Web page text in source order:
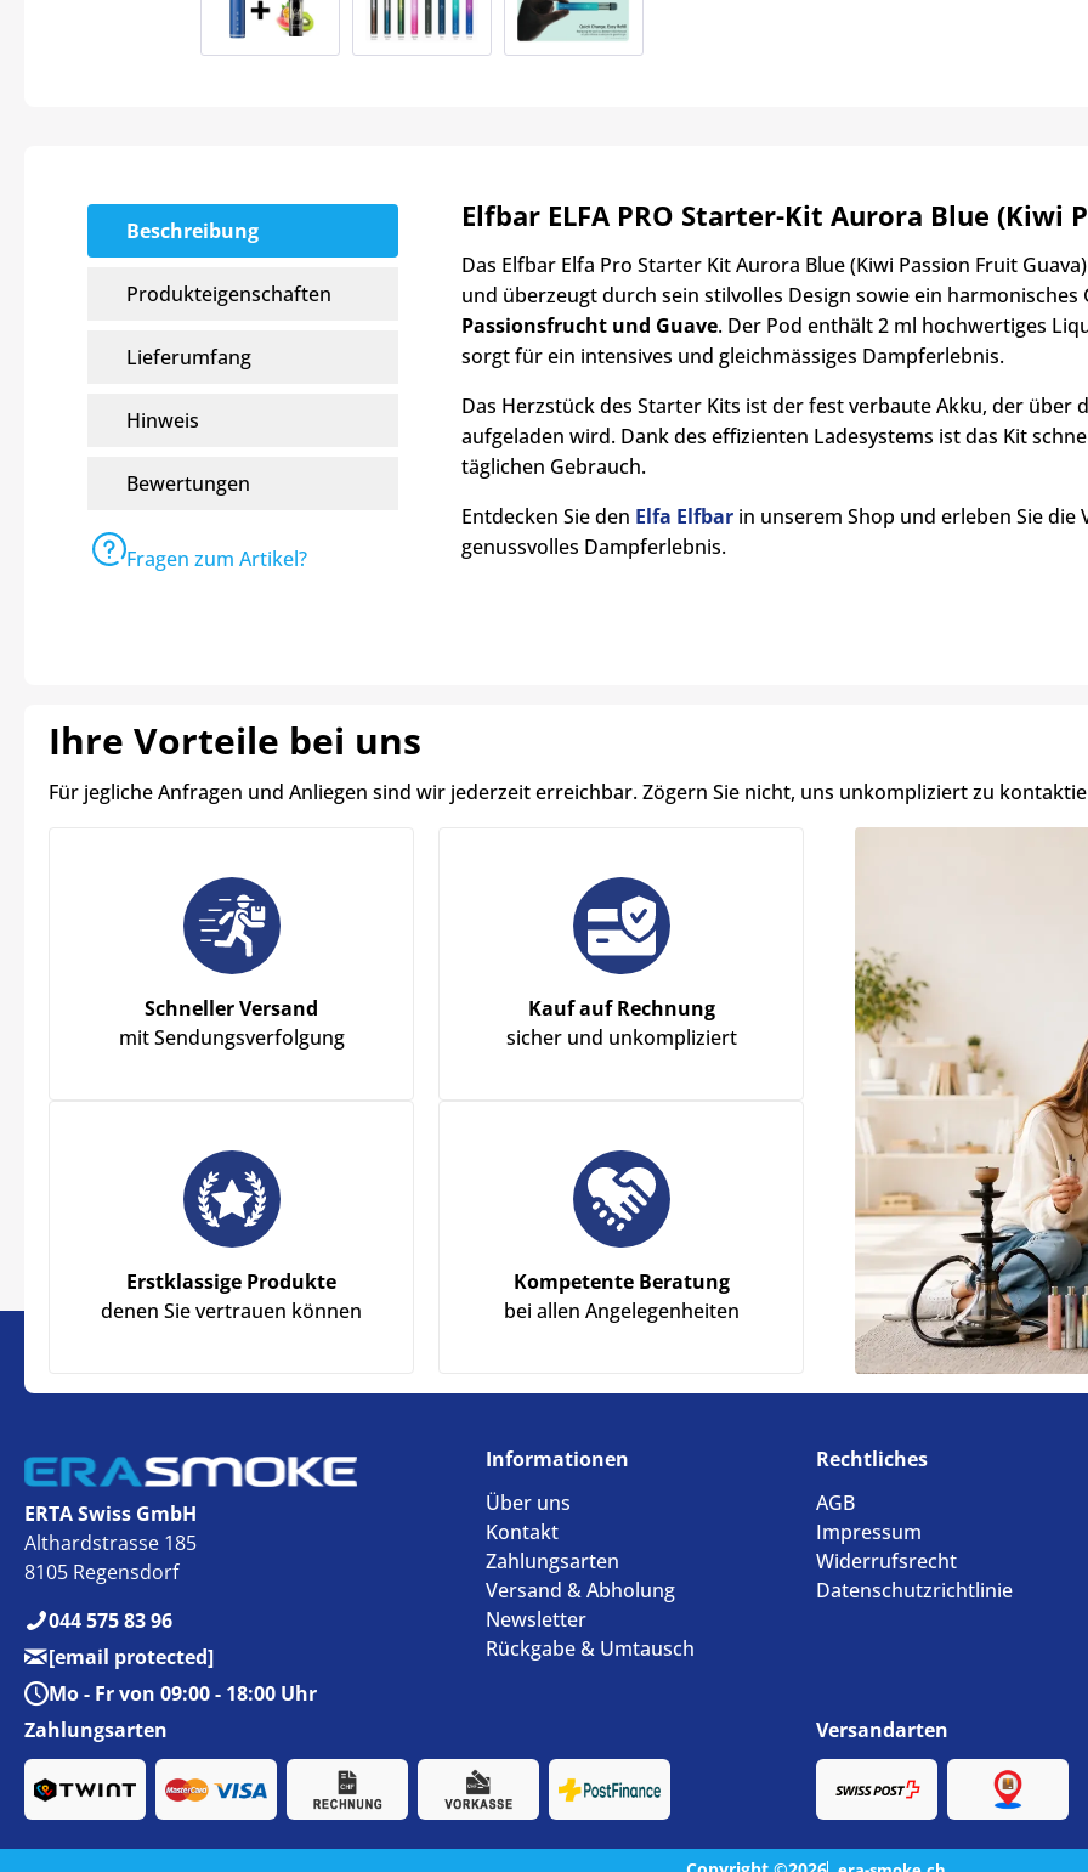
Beschreibung
Produkteigenschaften
Lieferumfang
Hinweis
Bewertungen
Fragen zum Artikel?
Elfbar ELFA PRO Starter-Kit Aurora Blue (Kiwi
Das Elfbar Elfa Pro Starter Kit Aurora Blue (Kiwi Passion Fruit
und überzeugt durch sein stilvolles Design sowie ein
Passionsfrucht und Guave. Der Pod enthält 2 ml hochwertiges
sorgt für ein intensives und gleichmässiges Dampferlebnis.
Das Herzstück des Starter Kits ist der fest verbaute Akku, der über
aufgeladen wird. Dank des effizienten Ladesystems ist das Kit
täglichen Gebrauch.
Entdecken Sie den Elfa Elfbar in unserem Shop und erleben Sie die
genussvolles Dampferlebnis.
Ihre Vorteile bei uns
Für jegliche Anfragen und Anliegen sind wir jederzeit erreichbar. Zögern Sie nicht, uns unkompliziert zu
Schneller Versand
mit Sendungsverfolgung
Kauf auf Rechnung
sicher und unkompliziert
Erstklassige Produkte
denen Sie vertrauen können
Kompetente Beratung
bei allen Angelegenheiten
ERTA Swiss GmbH
Althardstrasse 185
8105 Regensdorf
044 575 83 96
[email protected]
Mo - Fr von 09:00 - 18:00 Uhr
Informationen
Über uns
Kontakt
Zahlungsarten
Versand & Abholung
Newsletter
Rückgabe & Umtausch
Rechtliches
AGB
Impressum
Widerrufsrecht
Datenschutzrichtlinie
Zahlungsarten Versandarten